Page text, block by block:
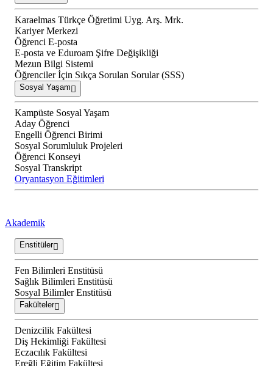
Karaelmas Türkçe Öğretimi Uyg. Arş. Mrk.
Kariyer Merkezi
Öğrenci E-posta
E-posta ve Eduroam Şifre Değişikliği
Mezun Bilgi Sistemi
Öğrenciler İçin Sıkça Sorulan Sorular (SSS)
Sosyal Yaşam
Kampüste Sosyal Yaşam
Aday Öğrenci
Engelli Öğrenci Birimi
Sosyal Sorumluluk Projeleri
Öğrenci Konseyi
Sosyal Transkript
Oryantasyon Eğitimleri
Akademik
Enstitüler
Fen Bilimleri Enstitüsü
Sağlık Bilimleri Enstitüsü
Sosyal Bilimler Enstitüsü
Fakülteler
Denizcilik Fakültesi
Diş Hekimliği Fakültesi
Eczacılık Fakültesi
Ereğli Eğitim Fakültesi